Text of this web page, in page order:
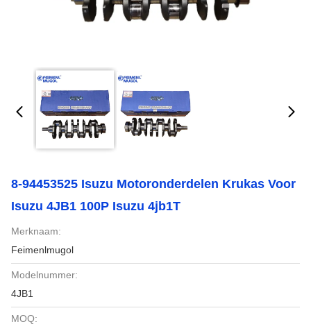
8-94453525 Isuzu Motoronderdelen Krukas Voor
Isuzu 4JB1 100P Isuzu 4jb1T
Merknaam:
Feimenlmugol
Modelnummer:
4JB1
MOQ: